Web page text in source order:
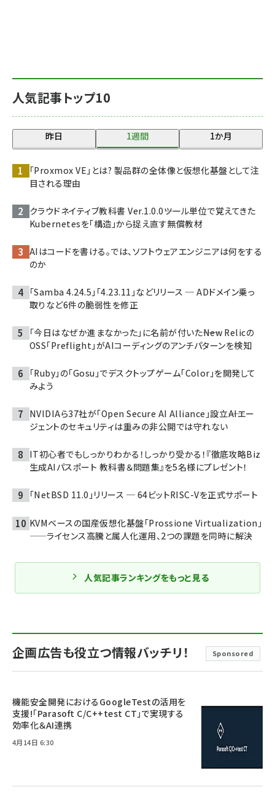
企画広告も役立つ情報バッチリ！ Sponsored
機能安全開発におけるGoogleTestの活用を
支援!「Parasoft C/C++test CT」で実現する
効率化＆AI連携
4月14日 6:30
人気記事トップ10
昨日 1週間 1か月
「Proxmox VE」とは? 製品群の全体像と仮想化基盤として注
目される理由
クラウドネイティブ教科書 Ver.1.0.0――ツール単位で覚えてきた
Kubernetesを「構造」から捉え直す無償教材
AIはコードを書ける。では、ソフトウェアエンジニアは何をする
のか
「Samba 4.24.5」「4.23.11」などリリース ─ ADドメイン乗っ
取りなど6件の脆弱性を修正
「今日はなぜか進まなかった」に名前が付いた――New Relicの
OSS「Preflight」がAIコーディングのアンチパターンを検知
「Ruby」の「Gosu」でデスクトップゲーム「Color」を開発して
みよう
NVIDIAら37社が「Open Secure AI Alliance」設立――AIエー
ジェントのセキュリティは重みの非公開では守れない
IT初心者でもしっかりわかる！しっかり受かる！『徹底攻略Biz
生成AIパスポート 教科書＆問題集』を5名様にプレゼント！
「NetBSD 11.0」リリース ─ 64ビットRISC-Vを正式サポート
KVMベースの国産仮想化基盤「Prossione Virtualization」
——ライセンス高騰と属人化運用、2つの課題を同時に解決
人気記事ランキングをもっと見る